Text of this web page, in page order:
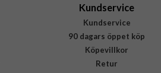
Kundservice
Kundservice
90 dagars öppet köp
Köpevillkor
Retur